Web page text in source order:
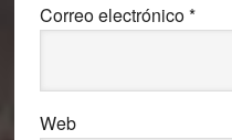
Correo electrónico*
Web